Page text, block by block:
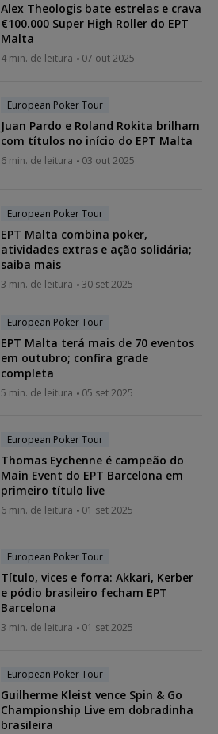
Alex Theologis bate estrelas e crava
€100.000 Super High Roller do EPT
Malta
4 min. de leitura 07 out 2025
European Poker Tour
Juan Pardo e Roland Rokita brilham
com títulos no início do EPT Malta
6 min. de leitura 03 out 2025
European Poker Tour
EPT Malta combina poker,
atividades extras e ação solidária;
saiba mais
3 min. de leitura 30 set 2025
European Poker Tour
EPT Malta terá mais de 70 eventos
em outubro; confira grade
completa
5 min. de leitura 05 set 2025
European Poker Tour
Thomas Eychenne é campeão do
Main Event do EPT Barcelona em
primeiro título live
6 min. de leitura 01 set 2025
European Poker Tour
Título, vices e forra: Akkari, Kerber
e pódio brasileiro fecham EPT
Barcelona
3 min. de leitura 01 set 2025
European Poker Tour
Guilherme Kleist vence Spin & Go
Championship Live em dobradinha
brasileira